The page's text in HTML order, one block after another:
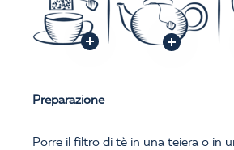
Preparazione
Porre il filtro di tè in una teiera o in